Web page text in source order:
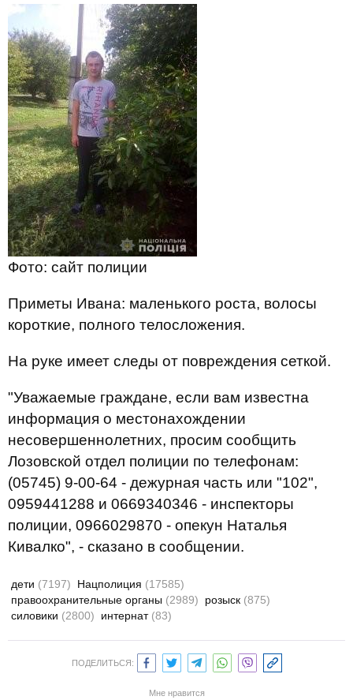
Фото: сайт полиции
Приметы Ивана: маленького роста, волосы
короткие, полного телосложения.
На руке имеет следы от повреждения сеткой.
"Уважаемые граждане, если вам известна
информация о местонахождении
несовершеннолетних, просим сообщить
Лозовской отдел полиции по телефонам:
(05745) 9-00-64 - дежурная часть или "102",
0959441288 и 0669340346 - инспекторы
полиции, 0966029870 - опекун Наталья
Кивалко", - сказано в сообщении.
дети (7197) Нацполиция (17585)
правоохранительные органы (2989) розыск (875)
силовики (2800) интернат (83)
ПОДЕЛИТЬСЯ:
Мне нравится